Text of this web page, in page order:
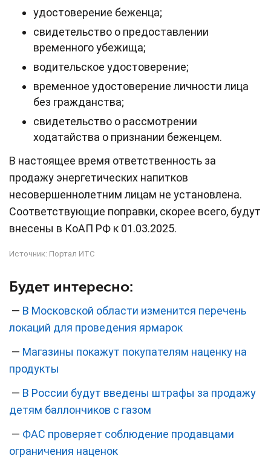
удостоверение беженца;
свидетельство о предоставлении
временного убежища;
водительское удостоверение;
временное удостоверение личности лица
без гражданства;
свидетельство о рассмотрении
ходатайства о признании беженцем.
В настоящее время ответственность за
продажу энергетических напитков
несовершеннолетним лицам не установлена.
Соответствующие поправки, скорее всего, будут
внесены в КоАП РФ к 01.03.2025.
Источник: Портал ИТС
Будет интересно:
— В Московской области изменится перечень
локаций для проведения ярмарок
— Магазины покажут покупателям наценку на
продукты
— В России будут введены штрафы за продажу
детям баллончиков с газом
— ФАС проверяет соблюдение продавцами
ограничения наценок